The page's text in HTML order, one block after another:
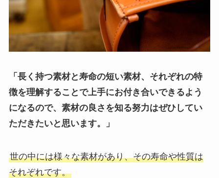
「長く持つ素材と寿命の短い素材、それぞれの特
徴を理解することで上手にお付き合いできるよう
になるので、素材の良さを知る努力はぜひしてい
ただきたいと思います。」
世の中には様々な素材があり、その寿命や性質は
それぞれです。